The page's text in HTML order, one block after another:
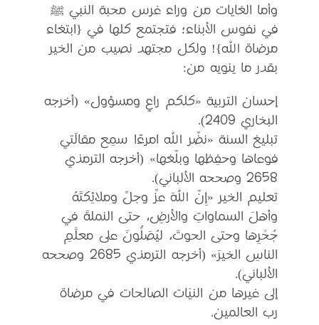
وأما الغايات من وراء غرس محبة النبي ﷺ
في نفوس الأبناء؛ فتجتمع كلها في {ابتغاء
مرضاة الله}! ولكل مجتهد نصيب من الخير
بقدر ما ينويه من:
إحسان التربية «كلكم راعٍ ومسؤول» (أخرجه
البخاري 2409).
تبليغ السنة «نضَّر الله امرءًا سمِع مقالَتي
فوعاها وحفِظها وبلَّغها» (أخرجه الترمذي
2658 وصححه الألباني).
تعليم الخير «إِنَّ اللهَ عزَّ وجلَّ وملائِكتَهُ
وأهلَ السماواتِ والأرضِ، حتى النملةَ في
جُحْرِها وحتى الحوتَ، ليُصَلُّونَ على معلِّمِ
الناسِ الخيرَ» (أخرجه الترمذي 2685 وصححه
الألباني).
إلى غيرها من النيّات الصالحات في مرضاة
رب العالمين.